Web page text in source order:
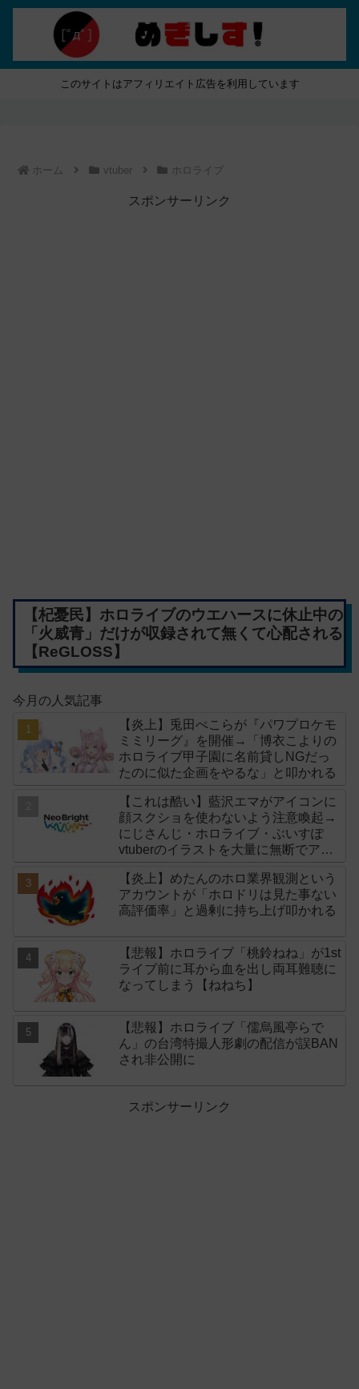
このサイトはアフィリエイト広告を利用しています
ホーム vtuber ホロライブ
スポンサーリンク
【杞憂民】ホロライブのウエハースに休止中の
「火威青」だけが収録されて無くて心配される
【ReGLOSS】
今月の人気記事
【炎上】兎田ぺこらが『パワプロケモ
ミミリーグ』を開催→「博衣こよりの
ホロライブ甲子園に名前貸しNGだっ
たのに似た企画をやるな」と叩かれる
【これは酷い】藍沢エマがアイコンに
顔スクショを使わないよう注意喚起→
にじさんじ・ホロライブ・ぶいすぽ
vtuberのイラストを大量に無断でアイ
「NeoBright（ネオブライト）」が謝
罪！
【炎上】めたんのホロ業界観測という
アカウントが「ホロドリは見た事ない
高評価率」と過剰に持ち上げ叩かれる
【悲報】ホロライブ「桃鈴ねね」が1st
ライブ前に耳から血を出し両耳難聴に
なってしまう【ねねち】
【悲報】ホロライブ「儒烏風亭らで
ん」の台湾特撮人形劇の配信が誤BAN
され非公開に
スポンサーリンク